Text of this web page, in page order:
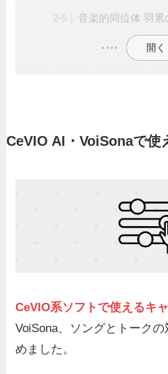
音楽的同位体 羽累
開く
CeVIO AI・VoiSonaで使
CeVIO系ソフトで使えるキ
VoiSona、ソングとトーク
めました。